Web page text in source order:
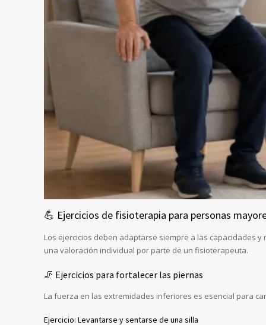
💪 Ejercicios de fisioterapia para personas
Los ejercicios deben adaptarse siempre a las capacidades
una valoración individual por parte de un fisioterapeuta.
🦵 Ejercicios para fortalecer las piernas
La fuerza en las extremidades inferiores es esencial para
Ejercicio: Levantarse y sentarse de una silla